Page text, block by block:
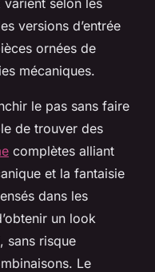
versions d’entrée
ornées de
mécaniques.
le pas sans faire
de trouver des
complètes alliant
et la fantaisie
dans les
un look
sans risque
Le